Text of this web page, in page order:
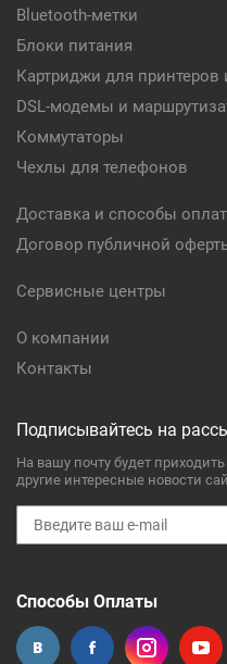
Bluetooth-метки
Блоки питания
Картриджи для
DSL-модемы и
Коммутаторы
Чехлы для телефонов
Доставка и способы
Договор публичной
Сервисные центры
О компании
Контакты
Подписывайтесь на
На вашу почту будет
другие интересные новости
Способы Оплаты